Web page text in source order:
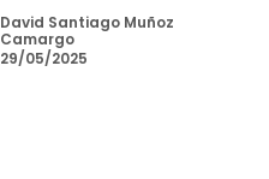
David Santiago Muñoz
Camargo
29/05/2025